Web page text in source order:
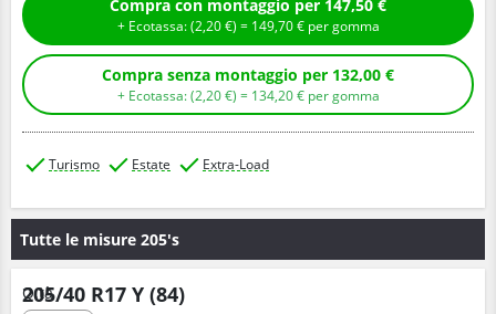
Compra con montaggio per 147,50 €
+ Ecotassa: (2,20€ ) = 149,70€ per gomma
Compra senza montaggio per 132,00 €
+ Ecotassa: (2,20€ ) = 134,20€ per gomma
Turismo Estate Extra-Load
Tutte le misure 205's
205/40 R17 Y (84)
Q.tà